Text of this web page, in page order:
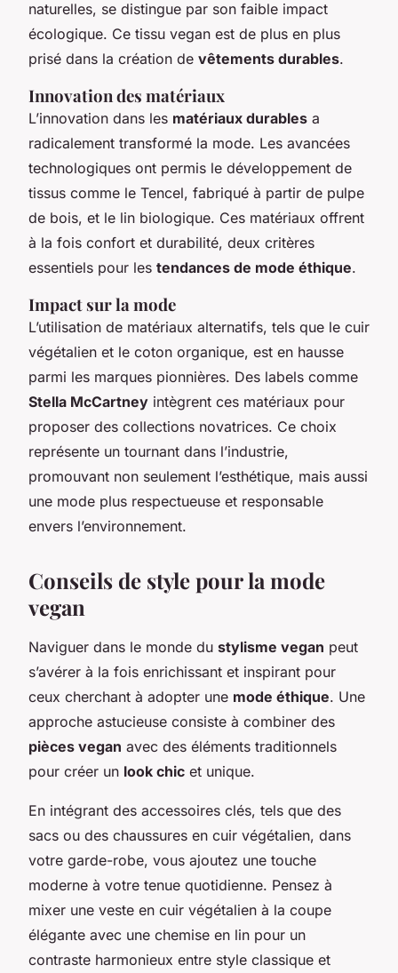
naturelles, se distingue par son faible impact
écologique. Ce tissu vegan est de plus en plus
prisé dans la création de vêtements durables.
Innovation des matériaux
L’innovation dans les matériaux durables a
radicalement transformé la mode. Les avancées
technologiques ont permis le développement de
tissus comme le Tencel, fabriqué à partir de pulpe
de bois, et le lin biologique. Ces matériaux offrent
à la fois confort et durabilité, deux critères
essentiels pour les tendances de mode éthique.
Impact sur la mode
L’utilisation de matériaux alternatifs, tels que le cuir
végétalien et le coton organique, est en hausse
parmi les marques pionnières. Des labels comme
Stella McCartney intègrent ces matériaux pour
proposer des collections novatrices. Ce choix
représente un tournant dans l’industrie,
promouvant non seulement l’esthétique, mais aussi
une mode plus respectueuse et responsable
envers l’environnement.
Conseils de style pour la mode
vegan
Naviguer dans le monde du stylisme vegan peut
s’avérer à la fois enrichissant et inspirant pour
ceux cherchant à adopter une mode éthique. Une
approche astucieuse consiste à combiner des
pièces vegan avec des éléments traditionnels
pour créer un look chic et unique.
En intégrant des accessoires clés, tels que des
sacs ou des chaussures en cuir végétalien, dans
votre garde-robe, vous ajoutez une touche
moderne à votre tenue quotidienne. Pensez à
mixer une veste en cuir végétalien à la coupe
élégante avec une chemise en lin pour un
contraste harmonieux entre style classique et